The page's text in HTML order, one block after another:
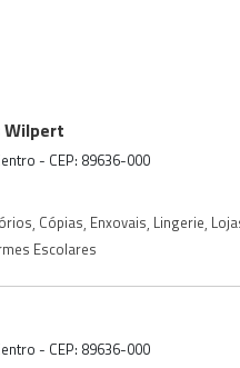
Wilpert
- CEP: 89636-000
, Cópias, Enxovais, Lingerie,
Escolares
- CEP: 89636-000